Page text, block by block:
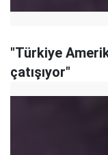
"Türkiye
çatışıyor"